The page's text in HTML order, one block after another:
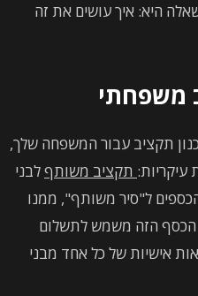
היא: איך עושים את זה
משפחתי
תקציב עבור המשפחה שלך,
תקציב משותףלבני
ל"סיר משותף", ממנו
הכסף הזה משמש לתשלום
אישיות של כל אחד מבני